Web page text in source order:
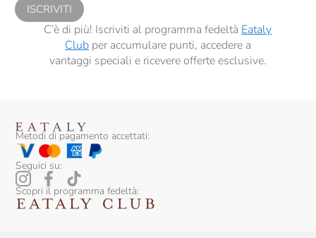
ISCRIVITI
C’è di più! Iscriviti al programma fedeltà Eataly
Clubper accumulare punti, accedere a
vantaggi speciali e ricevere offerte esclusive.
Metodi di pagamento accettati:
Seguici su:
Scopri il programma fedeltà: